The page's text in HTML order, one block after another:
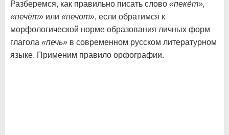
Разберемся, как правильно писать слово «пекёт»,
«печёт» или «печот», если обратимся к
морфологической норме образования личных форм
глагола «печь» в современном русском литературном
языке. Применим правило орфографии.